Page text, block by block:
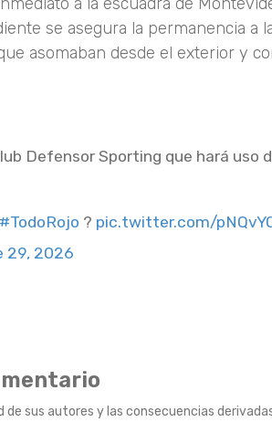
a la escuadra de
se asegura la permanencia a
asomaban desde el exterior y
Defensor Sporting que hará uso
#TodoRojo ? pic.twitter.com/
29, 2026
sus autores y las consecuencias